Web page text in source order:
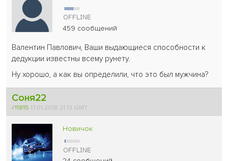
459 сообщений
Валентин Павлович, Ваши выдающиеся способности к
дедукции известны всему рунету.
Ну хорошо, а как вы определили, что это был мужчина?
Соня22
#11815 17.01.2018 21:13 GMT
Новичок